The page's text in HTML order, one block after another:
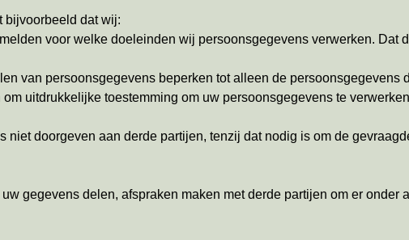
bijvoorbeeld dat wij:
voor welke doeleinden wij persoonsgegevens verwerken. Dat
van persoonsgegevens beperken tot alleen de
om uitdrukkelijke toestemming om uw persoonsgegevens te
niet doorgeven aan derde partijen, tenzij dat nodig is om de
gegevens delen, afspraken maken met derde partijen om er